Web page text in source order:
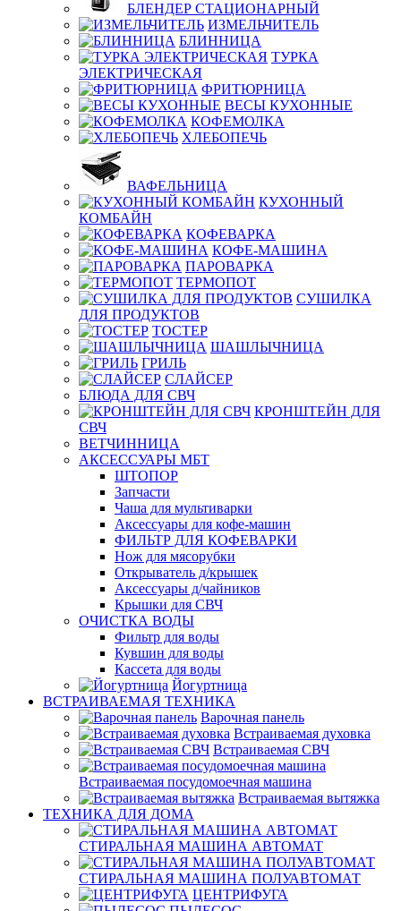
БЛЕНДЕР СТАЦИОНАРНЫЙ
ИЗМЕЛЬЧИТЕЛЬ
БЛИННИЦА
ТУРКА
ЭЛЕКТРИЧЕСКАЯ
ФРИТЮРНИЦА
ВЕСЫ КУХОННЫЕ
КОФЕМОЛКА
ХЛЕБОПЕЧЬ
ВАФЕЛЬНИЦА
КУХОННЫЙ
КОМБАЙН
КОФЕВАРКА
КОФЕ-МАШИНА
ПАРОВАРКА
ТЕРМОПОТ
СУШИЛКА
ДЛЯ ПРОДУКТОВ
ТОСТЕР
ШАШЛЫЧНИЦА
ГРИЛЬ
СЛАЙСЕР
БЛЮДА ДЛЯ СВЧ
КРОНШТЕЙН ДЛЯ
СВЧ
ВЕТЧИННИЦА
АКСЕССУАРЫ МБТ
ШТОПОР
Запчасти
Чаша для мультиварки
Аксессуары для кофе-машин
ФИЛЬТР ДЛЯ КОФЕВАРКИ
Нож для мясорубки
Открыватель д/крышек
Аксессуары д/чайников
Крышки для СВЧ
ОЧИСТКА ВОДЫ
Фильтр для воды
Кувшин для воды
Кассета для воды
Йогуртница
ВСТРАИВАЕМАЯ ТЕХНИКА
Варочная панель
Встраиваемая духовка
Встраиваемая СВЧ
Встраиваемая посудомоечная машина
Встраиваемая вытяжка
ТЕХНИКА ДЛЯ ДОМА
СТИРАЛЬНАЯ МАШИНА АВТОМАТ
СТИРАЛЬНАЯ МАШИНА ПОЛУАВТОМАТ
ЦЕНТРИФУГА